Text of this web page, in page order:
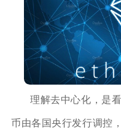
理解去中心化，是
币由各国央行发行调控